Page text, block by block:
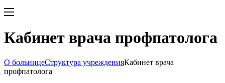
Кабинет врача профпатолога
О больницеСтруктура учрежденияКабинет врача
профпатолога